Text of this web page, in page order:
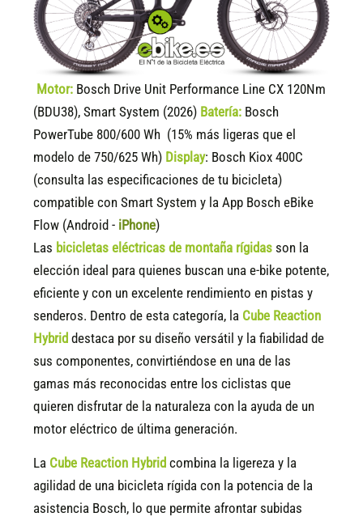
Motor: Bosch Drive Unit Performance Line CX 120Nm
(BDU38), Smart System (2026) Batería: Bosch
PowerTube 800/600 Wh (15% más ligeras que el
modelo de 750/625 Wh) Display: Bosch Kiox 400C
(consulta las especificaciones de tu bicicleta)
compatible con Smart System y la App Bosch eBike
Flow (Android - iPhone)
Las bicicletas eléctricas de montaña rígidas son la
elección ideal para quienes buscan una e-bike potente,
eficiente y con un excelente rendimiento en pistas y
senderos. Dentro de esta categoría, la Cube Reaction
Hybrid destaca por su diseño versátil y la fiabilidad de
sus componentes, convirtiéndose en una de las
gamas más reconocidas entre los ciclistas que
quieren disfrutar de la naturaleza con la ayuda de un
motor eléctrico de última generación.
La Cube Reaction Hybrid combina la ligereza y la
agilidad de una bicicleta rígida con la potencia de la
asistencia Bosch, lo que permite afrontar subidas